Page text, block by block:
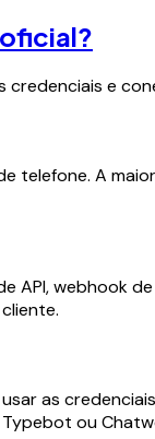
e
telefone. A
webhook
as
ou